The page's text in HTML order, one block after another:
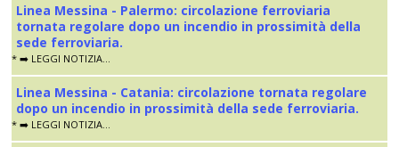
Linea Messina - Palermo: circolazione ferroviaria
tornata regolare dopo un incendio in prossimità della
sede ferroviaria.
* ➡️ LEGGI NOTIZIA...
Linea Messina - Catania: circolazione tornata regolare
dopo un incendio in prossimità della sede ferroviaria.
* ➡️ LEGGI NOTIZIA...